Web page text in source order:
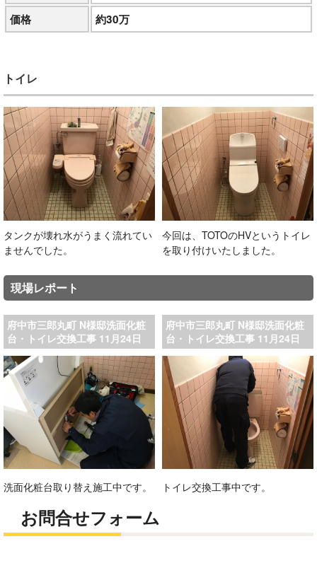
価格
約30万
トイレ
タンクが壊れ水がうまく流れてい
ませんでした。
今回は、TOTOのHVというトイレ
を取り付けいたしました。
現場レポート
府中市三郎丸町 N様邸洗面化粧
台・トイレ交換工事 11月24日
洗面化粧台取り替え施工中です。
府中市三郎丸町 N様邸洗面化粧
台・トイレ交換工事 11月24日
トイレ交換工事中です。
お問合せフォーム